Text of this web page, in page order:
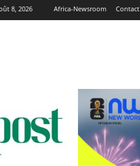
8, 2026 Africa-Newsroom Contact